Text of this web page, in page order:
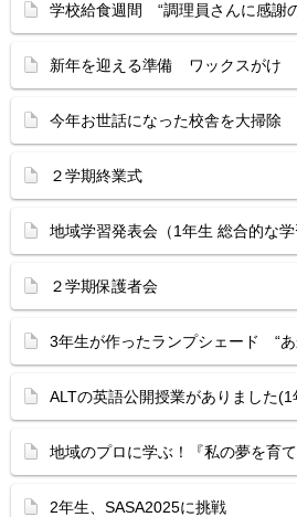
学校給食週間 “調理員さんに感謝
新年を迎える準備 ワックスがけ
今年お世話になった校舎を大掃除
２学期終業式
地域学習発表会（1年生 総合的な学
２学期保護者会
3年生が作ったランプシェード “あ
ALTの英語公開授業がありました(1
地域のプロに学ぶ！『私の夢を育
2年生、SASA2025に挑戦